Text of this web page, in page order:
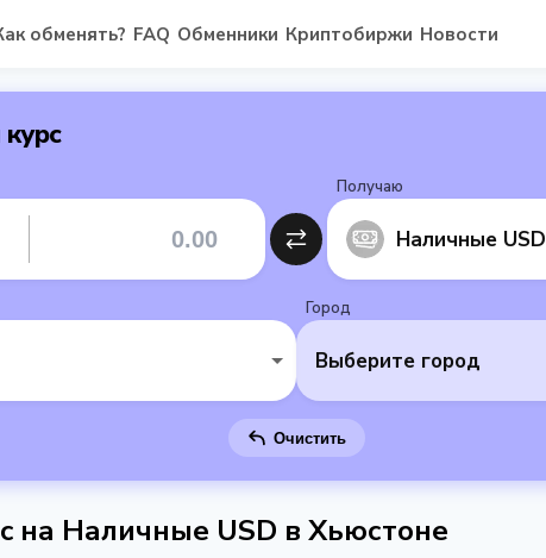
обменять? FAQ Обменники Криптобиржи Новости
Получаю
Наличные USD
Город
Выберите город
Очистить
на Наличные USD в Хьюстоне